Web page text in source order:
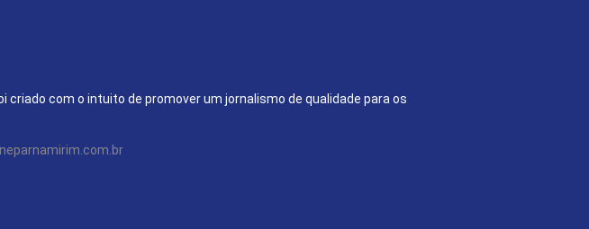
criado com o intuito de promover um jornalismo de qualidade para os